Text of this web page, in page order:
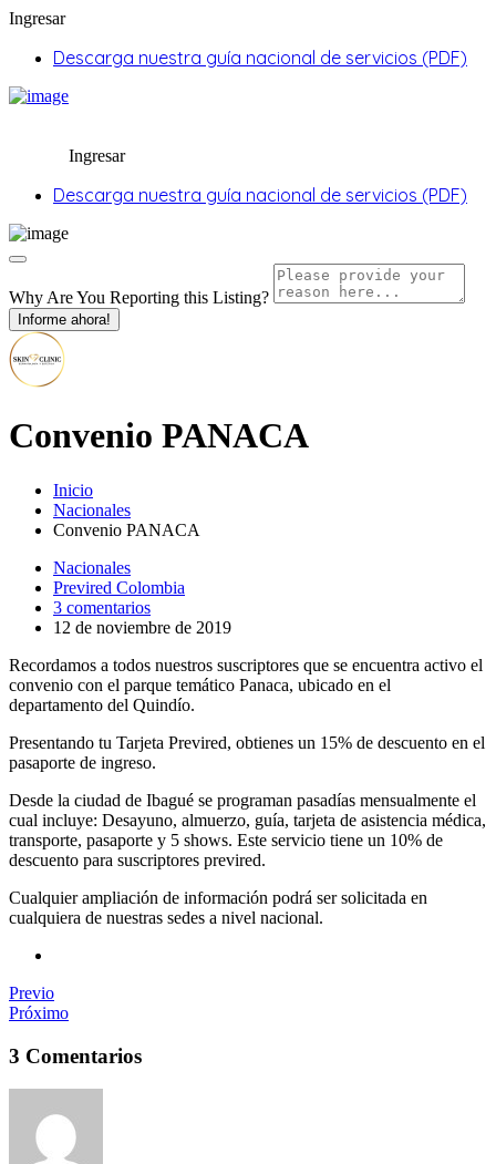
Ingresar
Descarga nuestra guía nacional de servicios (PDF)
Ingresar
Descarga nuestra guía nacional de servicios (PDF)
Why Are You Reporting this Listing?
Informe ahora!
Convenio PANACA
Inicio
Nacionales
Convenio PANACA
Nacionales
Previred Colombia
3 comentarios
12 de noviembre de 2019
Recordamos a todos nuestros suscriptores que se encuentra activo el
convenio con el parque temático Panaca, ubicado en el
departamento del Quindío.
Presentando tu Tarjeta Previred, obtienes un 15% de descuento en el
pasaporte de ingreso.
Desde la ciudad de Ibagué se programan pasadías mensualmente el
cual incluye: Desayuno, almuerzo, guía, tarjeta de asistencia médica,
transporte, pasaporte y 5 shows. Este servicio tiene un 10% de
descuento para suscriptores previred.
Cualquier ampliación de información podrá ser solicitada en
cualquiera de nuestras sedes a nivel nacional.
Previo
Próximo
3 Comentarios